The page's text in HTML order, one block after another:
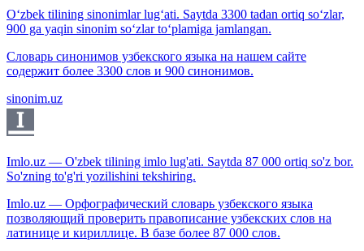
O‘zbek tilining sinonimlar lug‘ati. Saytda 3300 tadan ortiq so‘zlar,
900 ga yaqin sinonim so‘zlar to‘plamiga jamlangan.
Словарь синонимов узбекского языка на нашем сайте
содержит более 3300 слов и 900 синонимов.
sinonim.uz
Imlo.uz — O'zbek tilining imlo lug'ati. Saytda 87 000 ortiq so'z bor.
So'zning to'g'ri yozilishini tekshiring.
Imlo.uz — Орфографический словарь узбекского языка
позволяющий проверить правописание узбекских слов на
латинице и кириллице. В базе более 87 000 слов.